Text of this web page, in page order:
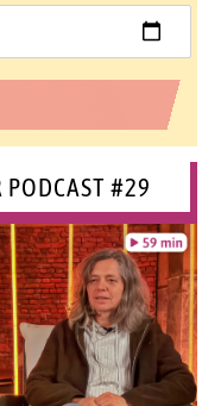
PODCAST #29